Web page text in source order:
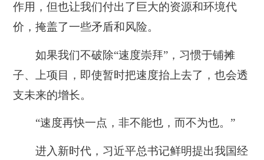
作用，但也让我们付出了巨大的资源和环境代
价，掩盖了一些矛盾和风险。
如果我们不破除“速度崇拜”，习惯于铺摊
子、上项目，即使暂时把速度抬上去了，也会透
支未来的增长。
“速度再快一点，非不能也，而不为也。”
进入新时代，习近平总书记鲜明提出我国经